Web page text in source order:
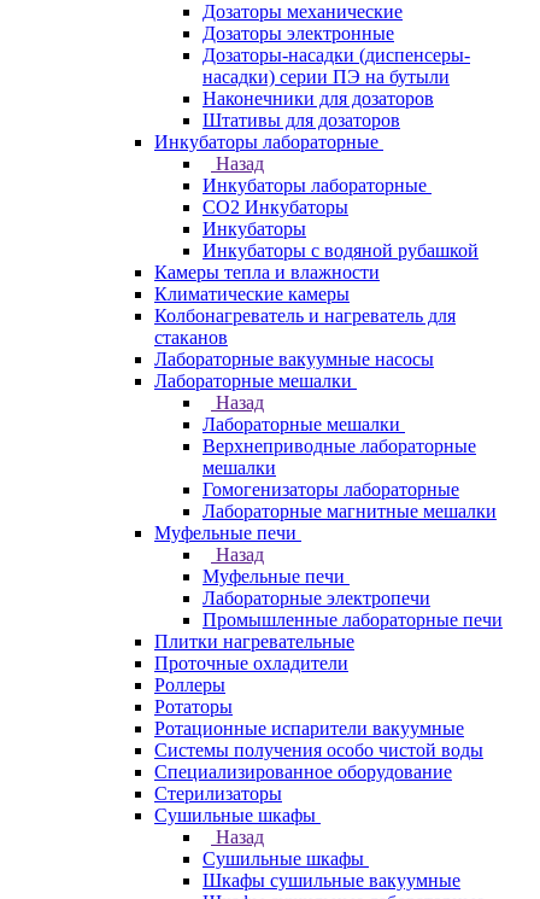
Дозаторы механические
Дозаторы электронные
Дозаторы-насадки (диспенсеры-
насадки) серии ПЭ на бутыли
Наконечники для дозаторов
Штативы для дозаторов
Инкубаторы лабораторные
Назад
Инкубаторы лабораторные
CO2 Инкубаторы
Инкубаторы
Инкубаторы с водяной рубашкой
Камеры тепла и влажности
Климатические камеры
Колбонагреватель и нагреватель для
стаканов
Лабораторные вакуумные насосы
Лабораторные мешалки
Назад
Лабораторные мешалки
Верхнеприводные лабораторные
мешалки
Гомогенизаторы лабораторные
Лабораторные магнитные мешалки
Муфельные печи
Назад
Муфельные печи
Лабораторные электропечи
Промышленные лабораторные печи
Плитки нагревательные
Проточные охладители
Роллеры
Ротаторы
Ротационные испарители вакуумные
Системы получения особо чистой воды
Специализированное оборудование
Стерилизаторы
Сушильные шкафы
Назад
Сушильные шкафы
Шкафы сушильные вакуумные